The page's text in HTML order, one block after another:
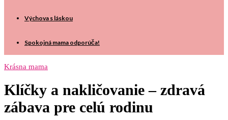
Výchova s láskou
Spokojná mama odporúča!
Krásna mama
Klíčky a nakličovanie – zdravá
zábava pre celú rodinu